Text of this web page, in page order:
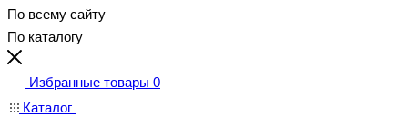
По всему сайту
По каталогу
Избранные товары 0
Каталог